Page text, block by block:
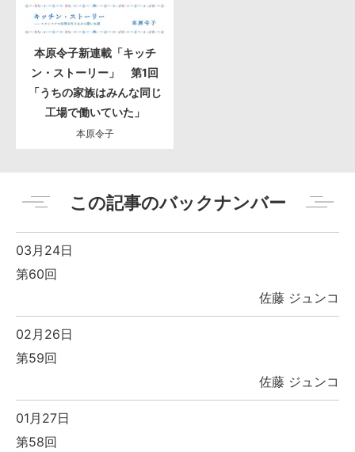
本原令子新連載「キッチ
ン・ストーリー」 第1回
「うちの家族はみんな同じ
工場で働いていた」
本原令子
この記事のバックナンバー
03月24日
第60回
佐藤 ジュンコ
02月26日
第59回
佐藤 ジュンコ
01月27日
第58回